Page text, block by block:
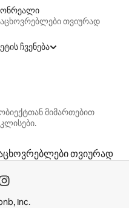
თვიურად
ჩვენება
მიმართებით
თვიურად
Inc.